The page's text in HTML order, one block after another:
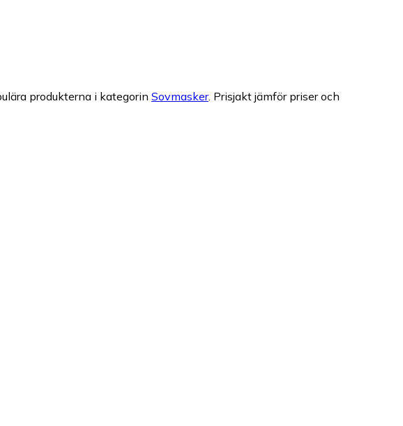
produkterna i kategorin Sovmasker. Prisjakt jämför priser och